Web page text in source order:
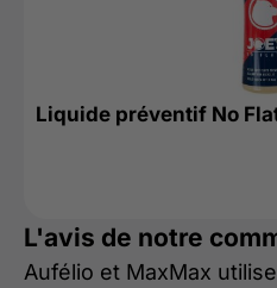
Liquide préventif No
L'avis de notre
Aufélio et MaxMax